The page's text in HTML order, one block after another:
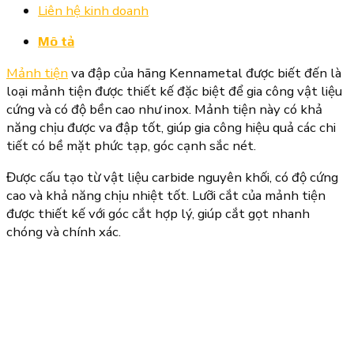
Liên hệ kinh doanh
Mô tả
Mảnh tiệnva đập của hãng Kennametal được biết đến là
loại mảnh tiện được thiết kế đặc biệt để gia công vật liệu
cứng và có độ bền cao như inox. Mảnh tiện này có khả
năng chịu được va đập tốt, giúp gia công hiệu quả các chi
tiết có bề mặt phức tạp, góc cạnh sắc nét.
Được cấu tạo từ vật liệu carbide nguyên khối, có độ cứng
cao và khả năng chịu nhiệt tốt. Lưỡi cắt của mảnh tiện
được thiết kế với góc cắt hợp lý, giúp cắt gọt nhanh
chóng và chính xác.